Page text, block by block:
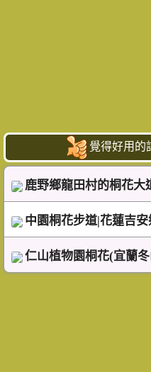
覺得好用的
鹿野鄉龍田村的桐花大
中園桐花步道|花蓮吉安
仁山植物園桐花(宜蘭